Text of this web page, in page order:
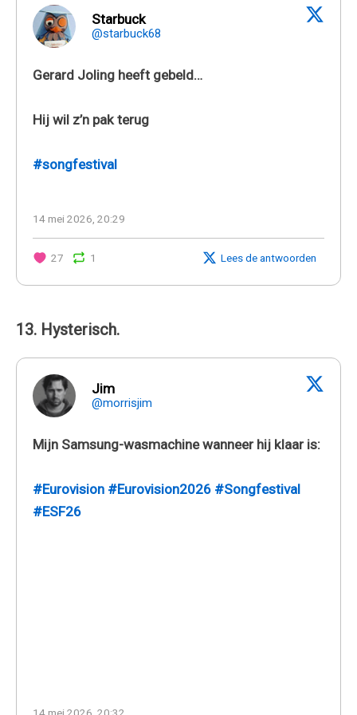
Starbuck
@starbuck68
Gerard Joling heeft gebeld…
Hij wil z’n pak terug
#songfestival
14 mei 2026, 20:29
27 1 Lees de antwoorden
13. Hysterisch.
Jim
@morrisjim
Mijn Samsung-wasmachine wanneer hij klaar is:
#Eurovision #Eurovision2026 #Songfestival
#ESF26
14 mei 2026, 20:32